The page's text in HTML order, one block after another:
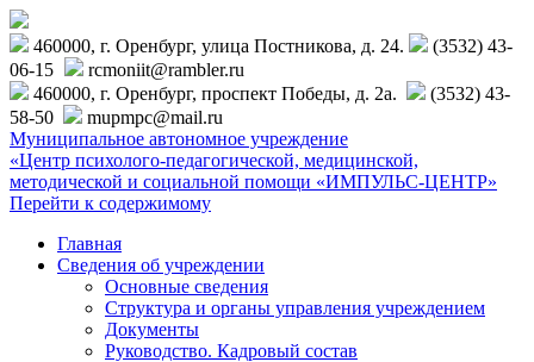
460000, г. Оренбург, улица Постникова, д. 24.
(3532) 43-
06-15
rcmoniit@rambler.ru
460000, г. Оренбург, проспект Победы, д. 2а.
(3532) 43-
58-50
mupmpc@mail.ru
Муниципальное автономное учреждение
«Центр психолого-педагогической, медицинской,
методической и социальной помощи «ИМПУЛЬС-ЦЕНТР»
Перейти к содержимому
Главная
Сведения об учреждении
Основные сведения
Структура и органы управления учреждением
Документы
Руководство. Кадровый состав